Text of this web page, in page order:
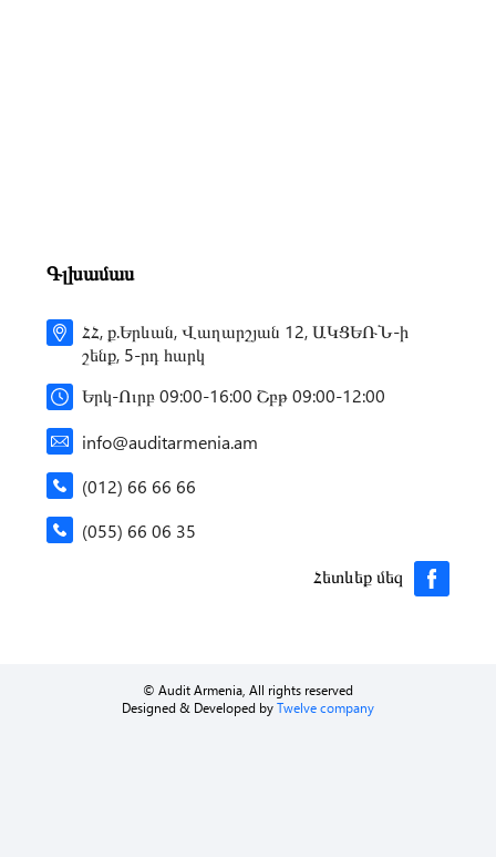
Գլխամաս
ՀՀ, ք.Երևան, Վաղարշյան 12, ԱԿՑԵՌՆ-ի
շենք, 5-րդ հարկ
Երկ-Ուրբ 09:00-16:00 Շբթ 09:00-12:00
info@auditarmenia.am
(012) 66 66 66
(055) 66 06 35
Հետևեք մեզ
© Audit Armenia, All rights reserved
Designed & Developed byTwelve company